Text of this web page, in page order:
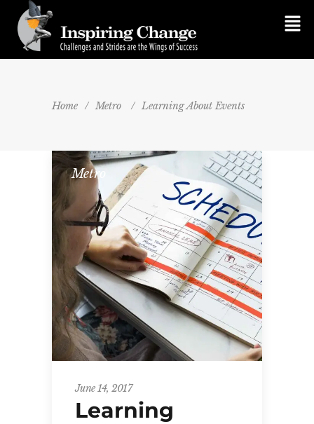
Home / Metro / Learning About Events
Metro
June 14, 2017
Learning